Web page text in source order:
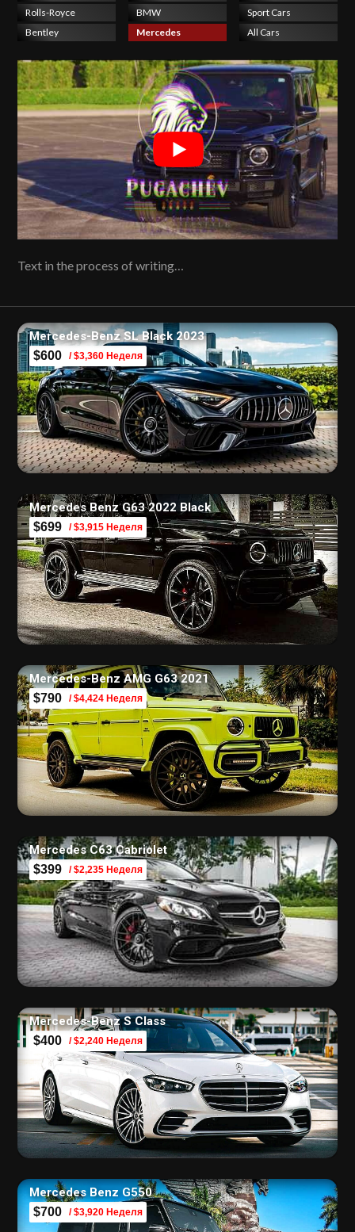
Rolls-Royce
Bentley
BMW
Mercedes
Sport Cars
All Cars
Text in the process of writing…
Mercedes-Benz SL Black 2023
$600 / $3,360 Неделя
Mercedes Benz G63 2022 Black
$699 / $3,915 Неделя
Mercedes-Benz AMG G63 2021
$790 / $4,424 Неделя
Mercedes C63 Cabriolet
$399 / $2,235 Неделя
Mercedes-Benz S Class
$400 / $2,240 Неделя
Mercedes Benz G550
$700 / $3,920 Неделя